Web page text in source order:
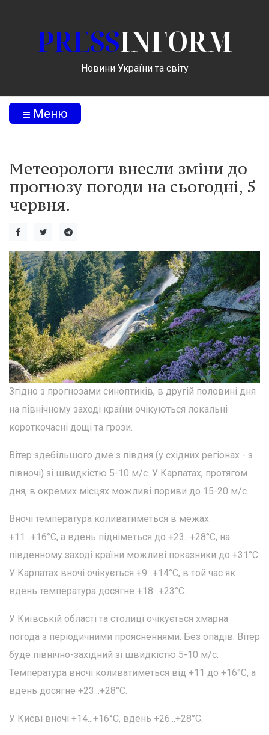
PRESSINFORM
Новини України та світу
Меню
Метеорологи внесли зміни до
прогнозу погоди на сьогодні, 5
червня.
Згідно з прогнозами синоптиків, в другій половині дня
на північному заході країни очікуються локальні
короткочасні дощі та грози.
Вітер здебільшого дме з півдня (у східних регіонах - з
півночі) зі швидкістю 5-10 м/с. У Карпатах, протягом
дня, в окремих місцях можливі пориви до 15-20 м/с.
Вночі температура коливатиметься в межах
+11...+16°С, а вдень підніметься до +23...+28°С, на
південному заході країни можливі показники до +31°С.
У Карпатах вночі очікується +9...+14°С, в той час як
вдень температура досягне +18...+23°С.
У Київській області та столиці очікується хмарна
погода з періодичними проясненнями. Без опадів. Вітер
буде північно-західний зі швидкістю 5-10 м/с.
Температура вночі коливатиметься від +11 до +16°С, а
вдень досягне +23...+28°С.
У Києві вночі +14...+16°С, вдень +26...+28°С.